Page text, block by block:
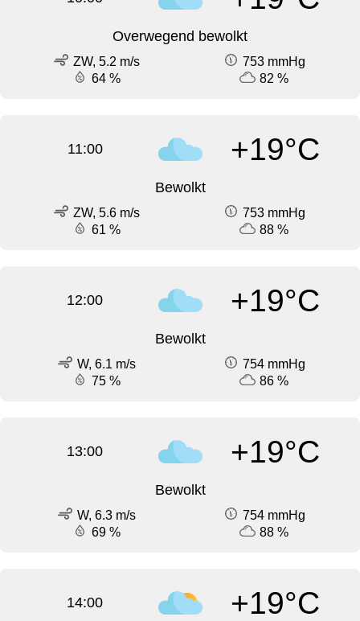
Overwegend bewolkt
ZW, 5.2 m/s
753 mmHg
64 %
82 %
11:00 +19°C
Bewolkt
ZW, 5.6 m/s
753 mmHg
61 %
88 %
12:00 +19°C
Bewolkt
W, 6.1 m/s
754 mmHg
75 %
86 %
13:00 +19°C
Bewolkt
W, 6.3 m/s
754 mmHg
69 %
88 %
14:00 +19°C